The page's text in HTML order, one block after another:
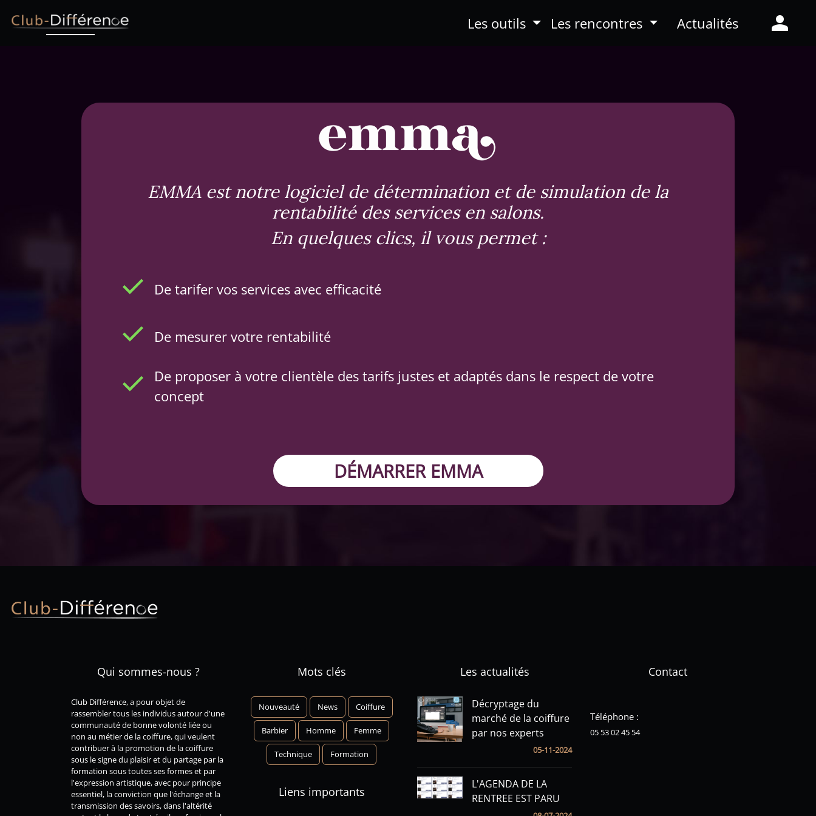
Les outils Les rencontres Actualités person
EMMA est notre logiciel de détermination et de simulation de la
rentabilité des services en salons.
En quelques clics, il vous permet :
De tarifer vos services avec efficacité
De mesurer votre rentabilité
De proposer à votre clientèle des tarifs justes et adaptés dans le respect de votre
concept
DÉMARRER EMMA
Qui sommes-nous ?
Club Différence, a pour objet de
rassembler tous les individus autour d'une
communautéde bonne volonté liée ou
non au métier de la coiffure, qui veulent
contribuer à la promotion de la coiffure
sous le signe du plaisir et du partage par la
formation sous toutes ses formes et par
l'expression artistique, avec pour principe
essentiel, la conviction que l'échangeet la
transmission des savoirs, dans l'altérité
Mots clés
Nouveauté News Coiffure
Barbier Homme Femme
Technique Formation
Liens importants
Les actualités
Décryptage du
marché de la coiffure
par nos experts
05-11-2024
L'AGENDA DE LA
RENTREE EST PARU
Contact
Téléphone :
05 53 02 45 54